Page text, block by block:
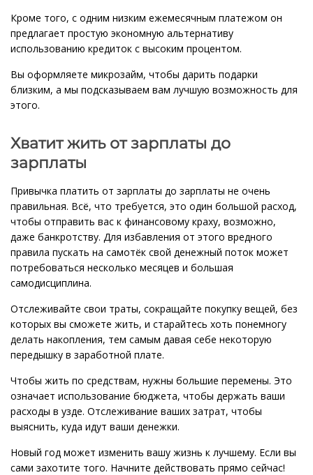
Кроме того, с одним низким ежемесячным платежом он
предлагает простую экономную альтернативу
использованию кредиток с высоким процентом.
Вы оформляете микрозайм, чтобы дарить подарки
близким, а мы подсказываем вам лучшую возможность для
этого.
Хватит жить от зарплаты до
зарплаты
Привычка платить от зарплаты до зарплаты не очень
правильная. Всё, что требуется, это один большой расход,
чтобы отправить вас к финансовому краху, возможно,
даже банкротству. Для избавления от этого вредного
правила пускать на самотёк свой денежный поток может
потребоваться несколько месяцев и большая
самодисциплина.
Отслеживайте свои траты, сокращайте покупку вещей, без
которых вы сможете жить, и старайтесь хоть понемногу
делать накопления, тем самым давая себе некоторую
передышку в заработной плате.
Чтобы жить по средствам, нужны большие перемены. Это
означает использование бюджета, чтобы держать ваши
расходы в узде. Отслеживание ваших затрат, чтобы
выяснить, куда идут ваши денежки.
Новый год может изменить вашу жизнь к лучшему. Если вы
сами захотите того. Начните действовать прямо сейчас!